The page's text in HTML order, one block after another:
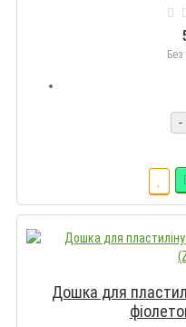
дошкільних закладів,
декоративно-прикладного
-
Дошка для